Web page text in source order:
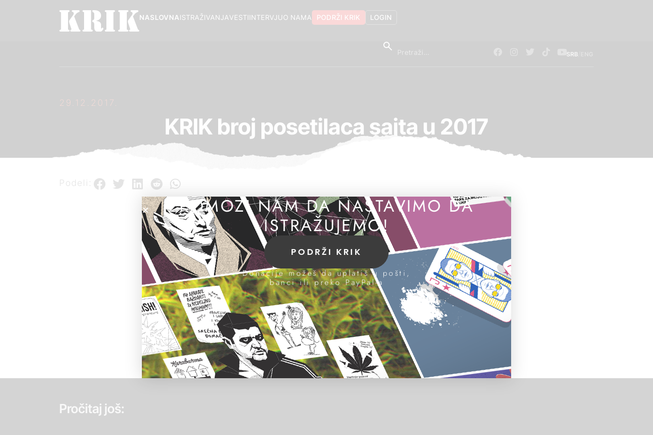
LOGIN
PODRŽI KRIK
O NAMA
INTERVJU
VESTI
ISTRAŽIVANJA
NASLOVNA
SRB
29.12.2017.
KRIK broj posetilaca sajta u 2017
Podeli:
Pročitaj još:
POMOZI NAM DA NASTAVIMO DA
ISTRAŽUJEMO!
PODRŽI KRIK
Donacije možeš da uplatiš u pošti,
banci ili preko PayPal-a